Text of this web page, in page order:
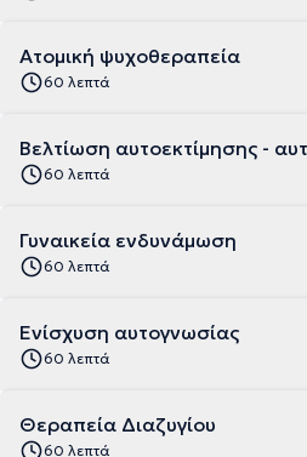
Ατομική ψυχοθεραπεία
60 λεπτά
Βελτίωση αυτοεκτίμησης -
60 λεπτά
Γυναικεία ενδυνάμωση
60 λεπτά
Ενίσχυση αυτογνωσίας
60 λεπτά
Θεραπεία Διαζυγίου
60 λεπτά